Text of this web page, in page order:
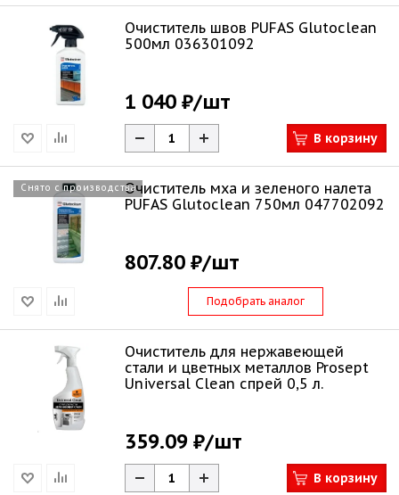
Очиститель швов PUFAS Glutoclean
500мл 036301092
1 040 ₽/шт
В корзину
Снято с производстваОчиститель мха и зеленого налета
PUFAS Glutoclean 750мл 047702092
807.80 ₽/шт
Подобрать аналог
Очиститель для нержавеющей
стали и цветных металлов Prosept
Universal Clean спрей 0,5 л.
359.09 ₽/шт
В корзину